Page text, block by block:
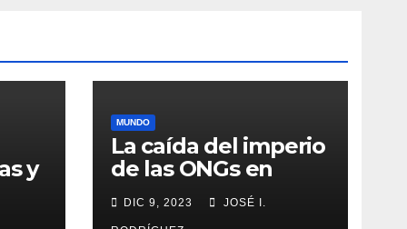
y
MUNDO
La caída del imperio
de las ONGs en
DIC 9, 2023 JOSÉ I.